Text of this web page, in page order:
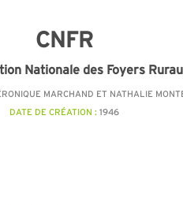
CNFR
Nationale des Foyers
MARCHAND ET NATHALIE
DATE DE CRÉATION :1946